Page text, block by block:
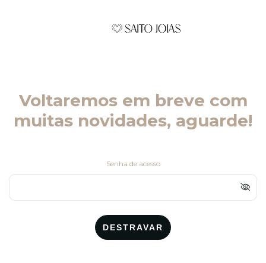
Voltaremos em breve com
muitas novidades, aguarde!
Senha de acesso
DESTRAVAR